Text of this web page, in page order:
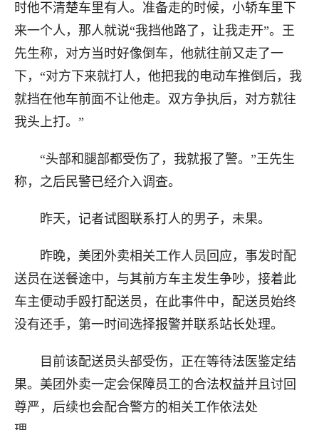
时他不清楚车里有人。准备走的时候，小轿车里下
来一个人，那人就说“我挡他路了，让我走开”。王
先生称，对方当时好像倒车，他就往前又走了一
下，“对方下来就打人，他把我的电动车推倒后，我
就挡在他车前面不让他走。双方争执后，对方就往
我头上打。”
“头部和腿部都受伤了，我就报了警。”王先生
称，之后民警已经介入调查。
昨天，记者试图联系打人的男子，未果。
昨晚，美团外卖相关工作人员回应，事发时配
送员在送餐途中，与其前方车主发生争吵，接着此
车主便动手殴打配送员，在此事件中，配送员始终
没有还手，第一时间选择报警并联系站长处理。
目前该配送员头部受伤，正在等待法医鉴定结
果。美团外卖一定会保障员工的合法权益并且讨回
尊严，后续也会配合警方的相关工作依法处